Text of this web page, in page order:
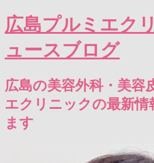
広島プルミエク
ュースブログ
広島の美容外科・美
エクリニックの最新情
ます